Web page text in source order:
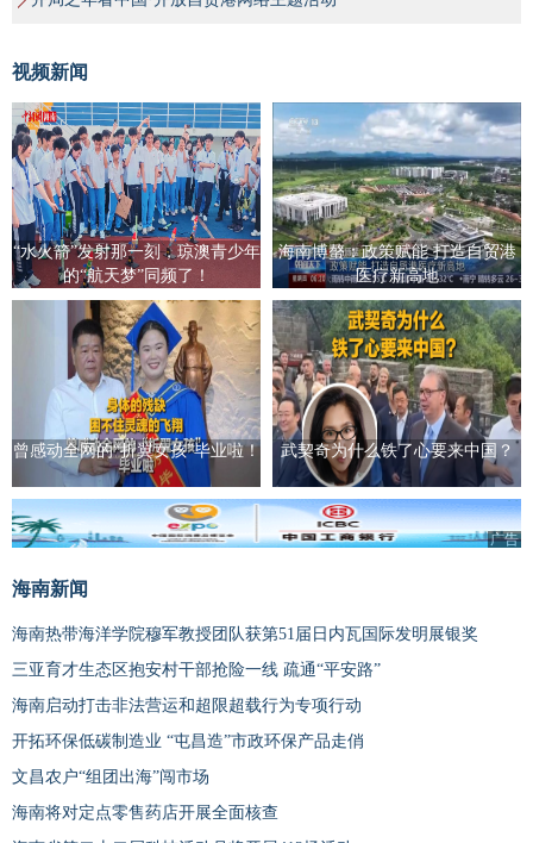
视频新闻
“水火箭”发射那一刻，琼澳青少年
的“航天梦”同频了！
海南博螯：政策赋能 打造自贸港
医疗新高地
曾感动全网的“折翼女孩”毕业啦！ 武契奇为什么铁了心要来中国？
广告
海南新闻
海南热带海洋学院穆军教授团队获第51届日内瓦国际发明展银奖
三亚育才生态区抱安村干部抢险一线 疏通“平安路”
海南启动打击非法营运和超限超载行为专项行动
开拓环保低碳制造业 “屯昌造”市政环保产品走俏
文昌农户“组团出海”闯市场
海南将对定点零售药店开展全面核查